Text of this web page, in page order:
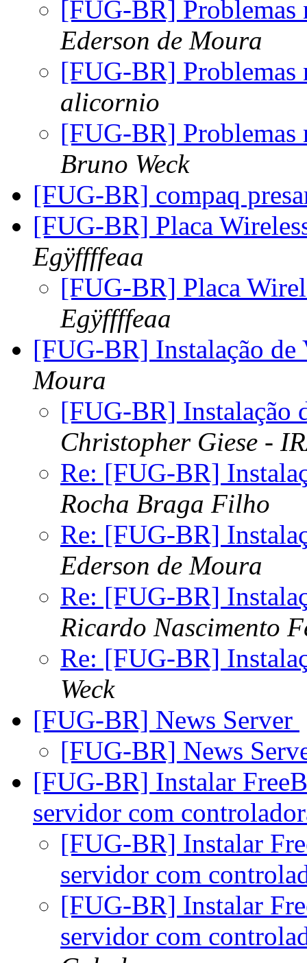
[FUG-BR] Problemas
Ederson de Moura
[FUG-BR] Problemas
alicornio
[FUG-BR] Problemas
Bruno Weck
[FUG-BR] compaq
[FUG-BR] Placa
Egÿffffeaa
[FUG-BR] Placa
Egÿffffeaa
[FUG-BR] Instalação
Moura
[FUG-BR] Instalação
Christopher Giese -
Re: [FUG-BR]
Rocha Braga Filho
Re: [FUG-BR]
Ederson de Moura
Re: [FUG-BR]
Ricardo Nascimento
Re: [FUG-BR]
Weck
[FUG-BR] News Server
[FUG-BR] News
[FUG-BR] Instalar
servidor com
[FUG-BR] Instalar
servidor com
[FUG-BR] Instalar
servidor com